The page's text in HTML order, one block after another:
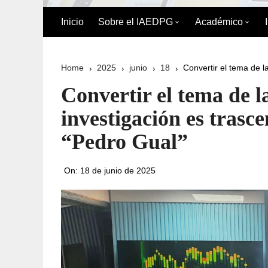
Inicio Sobre el IAEDPG
Directorio del IAEDPG
Principios y Valores
Normativa Interna
Naturaleza Jurídica del
IAEDPG
Académico
Reglamento
Postgrado
Home 2025 junio 18 Convertir el tema de
Convertir el tema de
investigación es
“Pedro Gual”
On: 18 de junio de 2025